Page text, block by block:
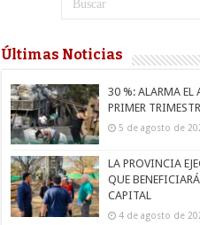
Últimas Noticias
30 %: ALARMA EL
PRIMER
5 de agosto de
LA PROVINCIA
QUE
CAPITAL
4 de agosto de